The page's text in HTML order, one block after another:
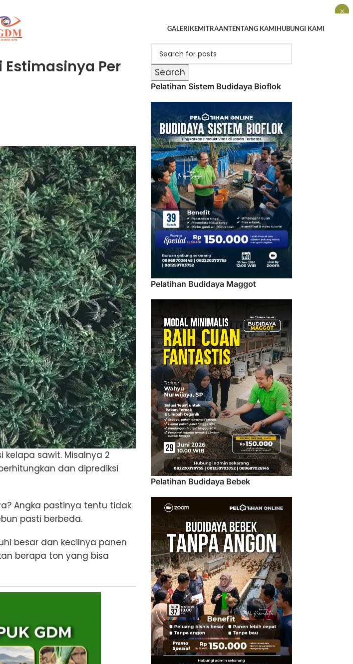
GALERIKEMITRAANTENTANG KAMIHUBUNGI KAMI
Estimasinya Per
sawit. Misalnya 2
dan diprediksi
Angka pastinya tentu tidak
pasti berbeda.
besar dan kecilnya panen
berapa ton yang bisa
Search
Pelatihan Sistem Budidaya Bioflok
Pelatihan Budidaya Maggot
Pelatihan Budidaya Bebek
×
×
×